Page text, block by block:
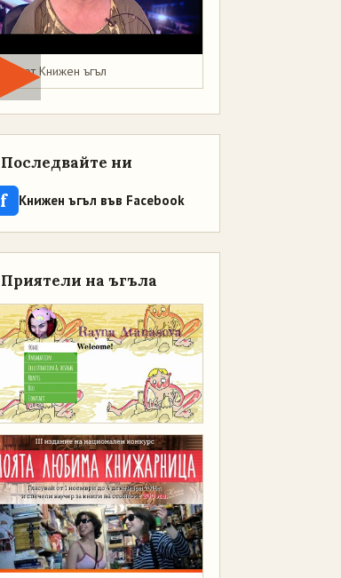
Мая от Книжен ъгъл
Последвайте ни
f Книжен ъгъл във Facebook
Приятели на ъгъла